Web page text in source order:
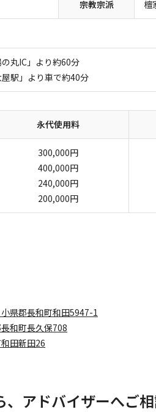
宗教宗派 檀
丸IC」より約60分
駅」より車で約40分
永代使用料
300,000円
400,000円
240,000円
200,000円
小県郡長和町和田5947-1
和町長久保708
田新田26
アドバイザーへご